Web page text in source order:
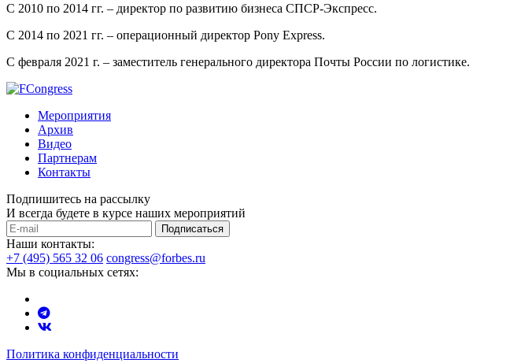
С 2010 по 2014 гг. – директор по развитию бизнеса СПСР-Экспресс.
С 2014 по 2021 гг. – операционный директор Pony Express.
С февраля 2021 г. – заместитель генерального директора Почты России по логистике.
Мероприятия
Архив
Видео
Партнерам
Контакты
Подпишитесь на рассылку
И всегда будете в курсе наших мероприятий
Подписаться
Наши контакты:
+7 (495) 565 32 06 congress@forbes.ru
Мы в социальных сетях:
Политика конфиденциальности